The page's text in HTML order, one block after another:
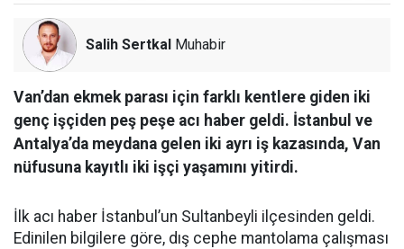
Salih Sertkal Muhabir
Van’dan ekmek parası için farklı kentlere giden iki
genç işçiden peş peşe acı haber geldi. İstanbul ve
Antalya’da meydana gelen iki ayrı iş kazasında, Van
nüfusuna kayıtlı iki işçi yaşamını yitirdi.
İlk acı haber İstanbul’un Sultanbeyli ilçesinden geldi.
Edinilen bilgilere göre, dış cephe mantolama çalışması